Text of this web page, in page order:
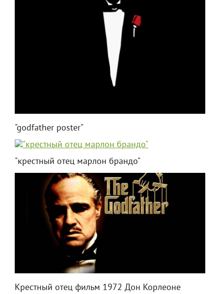
"godfather poster"
"крестный отец марлон брандо"
Крестный отец фильм 1972 Дон Корлеоне